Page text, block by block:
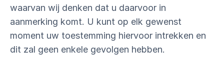
waarvan wij denken dat u daarvoor in
aanmerking komt. U kunt op elk gewenst
moment uw toestemming hiervoor intrekken en
dit zal geen enkele gevolgen hebben.